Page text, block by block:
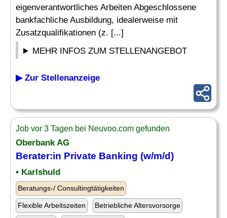
eigenverantwortliches Arbeiten Abgeschlossene
bankfachliche Ausbildung, idealerweise mit
Zusatzqualifikationen (z. [...]
MEHR INFOS ZUM STELLENANGEBOT
▶ Zur Stellenanzeige
Job vor 3 Tagen bei Neuvoo.com gefunden
Oberbank AG
Berater:in Private Banking (w/m/d)
• Karlshuld
Beratungs-/ Consultingtätigkeiten
Flexible Arbeitszeiten Betriebliche Altersvorsorge